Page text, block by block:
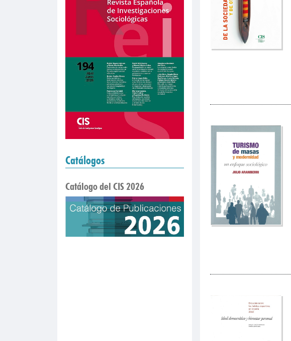
Catálogos
Catálogo del CIS 2026